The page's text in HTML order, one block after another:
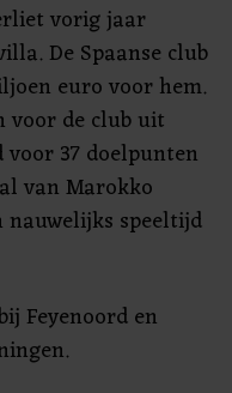
vorig jaar
De Spaanse club
euro voor hem.
voor de club uit
37 doelpunten
van Marokko
nauwelijks speeltijd
Feyenoord en